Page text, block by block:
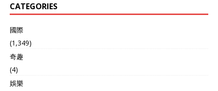
CATEGORIES
國際
(1,349)
奇趣
(4)
娛樂